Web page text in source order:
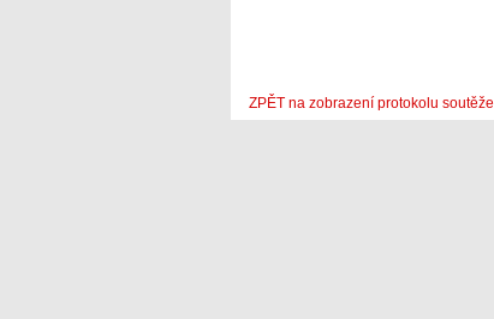
ZPĚT na zobrazení protokolu soutěže